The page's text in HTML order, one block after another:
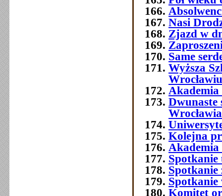
Nasi
Zjazd w
Same
Wyższa
Wrocławiu
Dwunaste
Wrocławia
Kolejna
Akademia
Spotkanie
Spotkanie
Spotkanie
Komitet